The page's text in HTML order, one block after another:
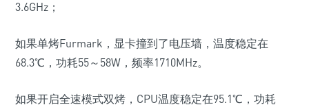
3.6GHz；
如果单烤Furmark，显卡撞到了电压墙，温度稳定在
68.3℃，功耗55～58W，频率1710MHz。
如果开启全速模式双烤，CPU温度稳定在95.1℃，功耗